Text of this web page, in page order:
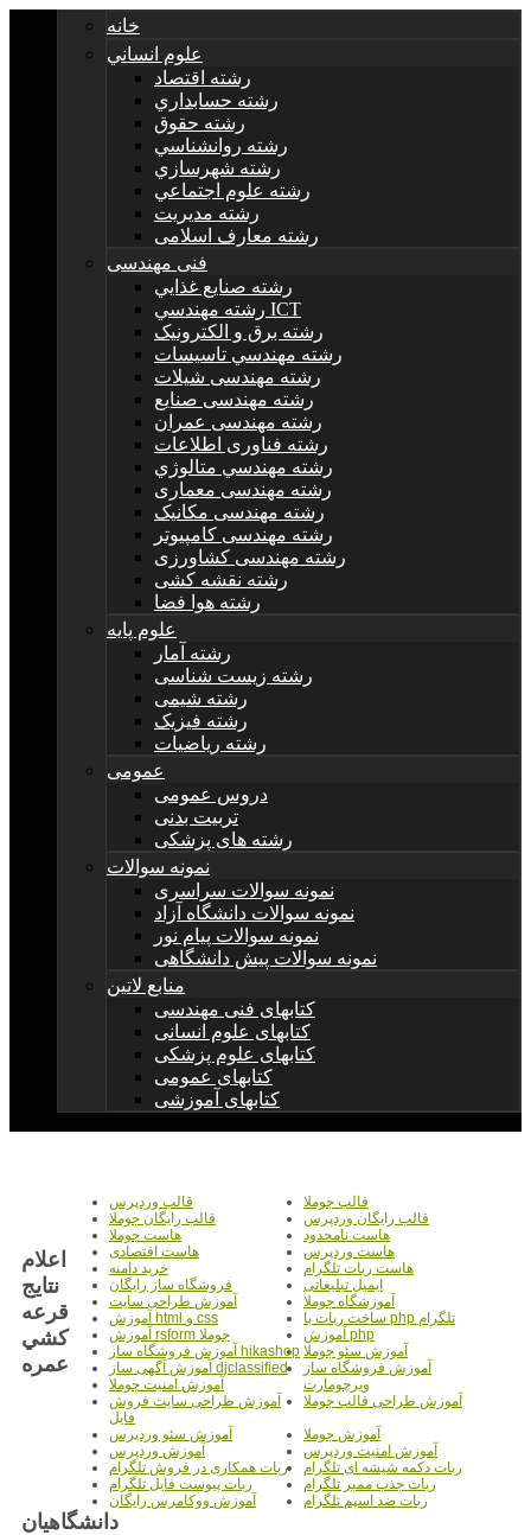
خانه
علوم انساني
رشته اقتصاد
رشته حسابداري
رشته حقوق
رشته روانشناسي
رشته شهرسازي
رشته علوم اجتماعي
رشته مديريت
رشته معارف اسلامی
فنی مهندسی
رشته صنايع غذايي
رشته مهندسي ICT
رشته برق و الکترونيک
رشته مهندسي تاسيسات
رشته مهندسی شیلات
رشته مهندسی صنایع
رشته مهندسی عمران
رشته فناوری اطلاعات
رشته مهندسي متالوژي
رشته مهندسی معماری
رشته مهندسی مکانیک
رشته مهندسی کامپیوتر
رشته مهندسی کشاورزی
رشته نقشه کشی
رشته هوا فضا
علوم پایه
رشته آمار
رشته زیست شناسی
رشته شیمی
رشته فیزیک
رشته ریاضیات
عمومی
دروس عمومی
تربیت بدنی
رشته های پزشکی
نمونه سوالات
نمونه سوالات سراسری
نمونه سوالات دانشگاه آزاد
نمونه سوالات پیام نور
نمونه سوالات پیش دانشگاهی
منابع لاتین
کتابهای فنی مهندسی
کتابهای علوم انسانی
کتابهای علوم پزشکی
کتابهای عمومی
کتابهای آموزشی
قالب جوملا
قالب وردپرس
قالب رایگان وردپرس
قالب رایگان جوملا
هاست نامحدود
هاست جوملا
هاست وردپرس
هاست اقتصادی
هاست ربات تلگرام
خرید دامنه
ایمیل تبلیغاتی
فروشگاه ساز رایگان
آموزشگاه جوملا
آموزش طراحی سایت
ساخت ربات با php تلگرام
آموزش html و css
آموزش php
آموزش rsform جوملا
آموزش سئو جوملا آموزش فروشگاه ساز hikashop
آموزش فروشگاه ساز
ویرچومارت
آموزش آگهی ساز djclassified
آموزش امنیت جوملا
آموزش طراحی قالب جوملا
آموزش طراحی سایت فروش
فایل
آموزش جوملا
آموزش سئو وردپرس
آموزش امنیت وردپرس
آموزش وردپرس
ربات دکمه شیشه ای تلگرام
ربات همکاری در فروش تلگرام
ربات جذب ممبر تلگرام
ربات پیوست فایل تلگرام
ربات ضد اسپم تلگرام
آموزش ووکامرس رایگان
اعلام
نتايج
قرعه
کشي
عمره
دانشگاهيان